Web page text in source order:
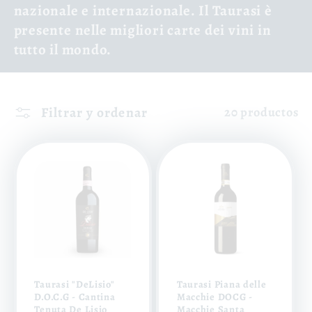
nazionale e internazionale. Il Taurasi è
presente nelle migliori carte dei vini in
tutto il mondo.
Filtrar y ordenar 20 productos
Taurasi "DeLisio"
D.O.C.G - Cantina
Taurasi Piana delle
Macchie DOCG -